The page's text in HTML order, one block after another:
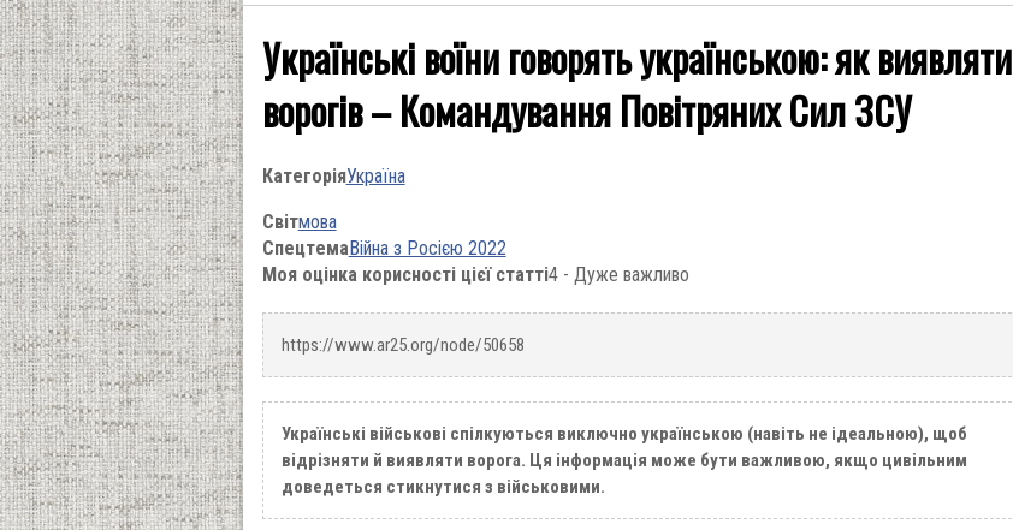
Українські воїни говорять українською: як виявляти
ворогів – Командування Повітряних Сил ЗСУ
КатегоріяУкраїна
Світмова
СпецтемаВійна з Росією 2022
Моя оцінка корисності цієї статті4 - Дуже важливо
https://www.ar25.org/node/50658
Українські військові спілкуються виключно українською (навіть не ідеальною), щоб
відрізняти й виявляти ворога. Ця інформація може бути важливою, якщо цивільним
доведеться стикнутися з військовими.